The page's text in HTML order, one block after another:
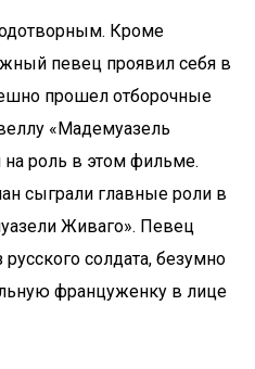
Кроме
певец проявил себя в
прошел отборочные
«Мадемуазель
роль в этом фильме.
сыграли главные роли в
Живаго». Певец
солдата, безумно
француженку в лице